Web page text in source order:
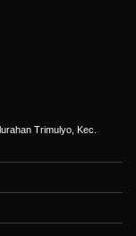
Trimulyo, Kec.